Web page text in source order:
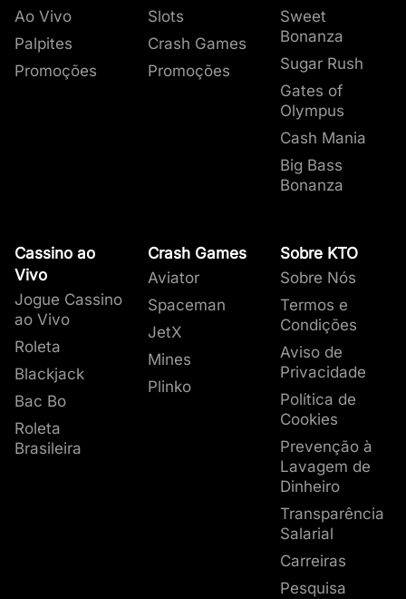
Ao Vivo
Palpites
Promoções
Slots
Crash Games
Promoções
Sweet
Bonanza
Sugar Rush
Gates of
Olympus
Cash Mania
Big Bass
Bonanza
Cassino ao
Vivo
Jogue Cassino
ao Vivo
Roleta
Blackjack
Bac Bo
Roleta
Brasileira
Crash Games
Aviator
Spaceman
JetX
Mines
Plinko
Sobre KTO
Sobre Nós
Termos e
Condições
Aviso de
Privacidade
Política de
Cookies
Prevenção à
Lavagem de
Dinheiro
Transparência
Salarial
Carreiras
Pesquisa